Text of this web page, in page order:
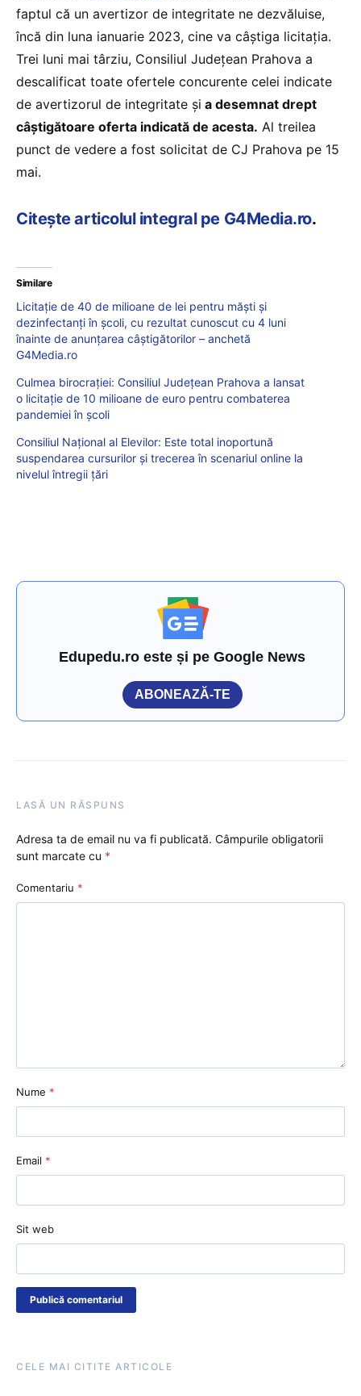
faptul că un avertizor de integritate ne dezvăluise,
încă din luna ianuarie 2023, cine va câștiga licitația.
Trei luni mai târziu, Consiliul Județean Prahova a
descalificat toate ofertele concurente celei indicate
de avertizorul de integritate și a desemnat drept
câștigătoare oferta indicată de acesta. Al treilea
punct de vedere a fost solicitat de CJ Prahova pe 15
mai.
Citește articolul integral pe G4Media.ro.
Similare
Licitație de 40 de milioane de lei pentru măști și
dezinfectanți în școli, cu rezultat cunoscut cu 4 luni
înainte de anunțarea câștigătorilor – anchetă
G4Media.ro
Culmea birocrației: Consiliul Județean Prahova a lansat
o licitație de 10 milioane de euro pentru combaterea
pandemiei în școli
Consiliul Național al Elevilor: Este total inoportună
suspendarea cursurilor și trecerea în scenariul online la
nivelul întregii țări
Edupedu.ro este și pe Google News
ABONEAZĂ-TE
LASĂ UN RĂSPUNS
Adresa ta de email nu va fi publicată. Câmpurile obligatorii
sunt marcate cu *
Comentariu *
Nume *
Email *
Sit web
CELE MAI CITITE ARTICOLE